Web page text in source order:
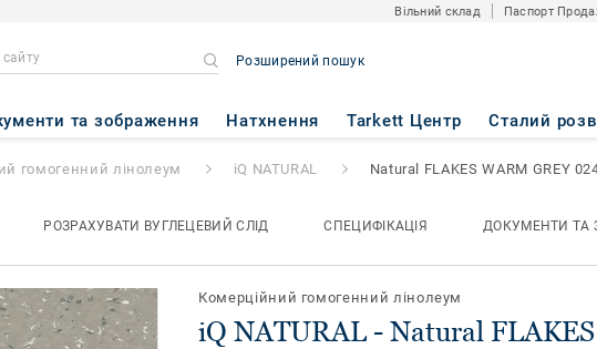
Вільний склад Паспорт
Розширений пошук
та зображення Натхнення Tarkett Центр Сталий
FLAKES WARM GREY 0241
гомогенний лінолеум iQ NATURAL Natural FLAKES WARM GREY
РОЗРАХУВАТИ ВУГЛЕЦЕВИЙ СЛІД СПЕЦИФІКАЦІЯ
ДОКУМЕНТИ ТА
Комерційний гомогенний лінолеум
iQ NATURAL - Natural